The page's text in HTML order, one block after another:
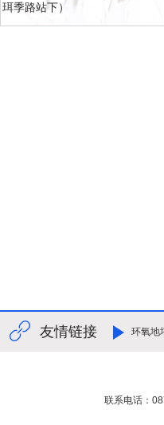
珥季路站下）
友情链接 环氧地
联系电话：